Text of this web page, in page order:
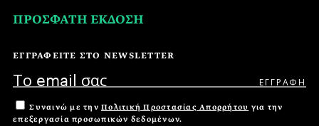
ΠΡΟΣΦΑΤΗ ΕΚΔΟΣΗ
ΕΓΓΡΑΦΕΙΤΕ ΣΤΟ NEWSLETTER
Συναινώ με την Πολιτική Προστασίας Απορρήτου για την
επεξεργασία προσωπικών δεδομένων.